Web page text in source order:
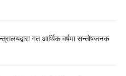
गत आर्थिक वर्षमा सन्तोषजनक